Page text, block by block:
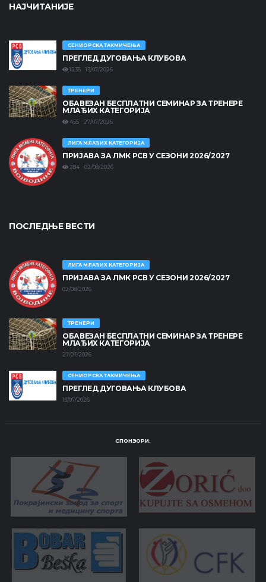
НАЈЧИТАНИЈЕ
СЕНИОРСКА ТАКМИЧЕЊА
ПРЕГЛЕД ДУГОВАЊА КЛУБОВА
1235 13/07/2026
ТРЕНЕРИ
ОБАВЕЗАН БЕСПЛАТНИ СЕМИНАР ЗА ТРЕНЕРЕ
МЛАЂИХ КАТЕГОРИЈА
455 27/07/2026
ЛИГА МЛАЂИХ КАТЕГОРИЈА
ПРИЈАВА ЗА ЛМК РСВ У СЕЗОНИ 2026/2027
284 02/08/2026
ПОСЛЕДЊЕ ВЕСТИ
ЛИГА МЛАЂИХ КАТЕГОРИЈА
ПРИЈАВА ЗА ЛМК РСВ У СЕЗОНИ 2026/2027
02/08/2026
ТРЕНЕРИ
ОБАВЕЗАН БЕСПЛАТНИ СЕМИНАР ЗА ТРЕНЕРЕ
МЛАЂИХ КАТЕГОРИЈА
27/07/2026
СЕНИОРСКА ТАКМИЧЕЊА
ПРЕГЛЕД ДУГОВАЊА КЛУБОВА
13/07/2026
СПОНЗОРИ: